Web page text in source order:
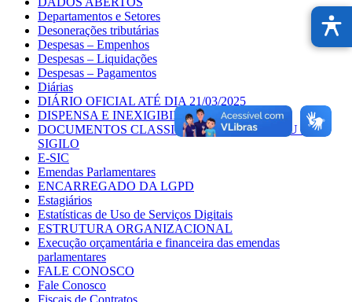
Departamentos e Setores
Desonerações tributárias
Despesas – Empenhos
Despesas – Liquidações
Despesas – Pagamentos
Diárias
DIÁRIO OFICIAL ATÉ DIA 21/03/2025
DISPENSA E INEXIGIBILIDADE
DOCUMENTOS CLASSIFICADOS POR GRAU DE
SIGILO
E-SIC
Emendas Parlamentares
ENCARREGADO DA LGPD
Estagiários
Estatísticas de Uso de Serviços Digitais
ESTRUTURA ORGANIZACIONAL
Execução orçamentária e financeira das emendas
parlamentares
FALE CONOSCO
Fale Conosco
Fiscais de Contratos